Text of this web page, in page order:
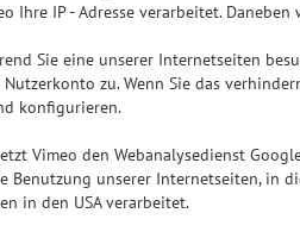
Ihre IP - Adresse verarbeitet.
Sie eine unserer Internetseiten
zu. Wenn Sie das
konfigurieren.
Vimeo den Webanalysedienst
unserer Internetseiten, in
in den USA verarbeitet.